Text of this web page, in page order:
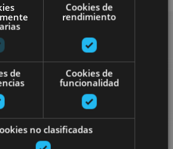
more plans
suggestions to round off your trip in
tours and the most important
in the calendar.
Cookies de
rendimiento
de
Cookies de
funcionalidad
no clasificadas